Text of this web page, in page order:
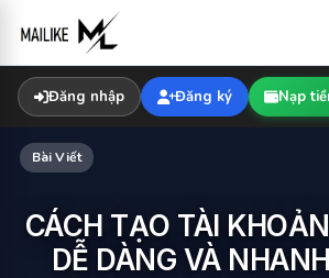
content
Đăng nhập Đăng ký Nạp
Bài Viết
CÁCH TẠO TÀI
DỄ DÀNG VÀ